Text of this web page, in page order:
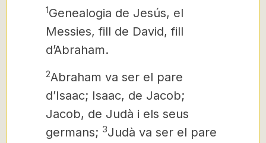
1Genealogia de Jesús, el
Messies, fill de David, fill
d’Abraham.
2Abraham va ser el pare
d’Isaac; Isaac, de Jacob;
Jacob, de Judà i els seus
germans; 3Judà va ser el pare